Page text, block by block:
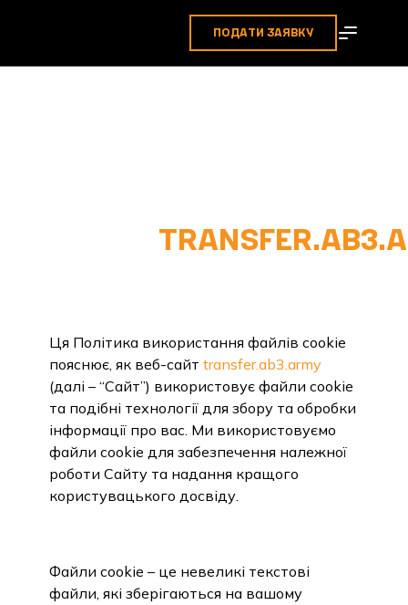
ПОДАТИ ЗАЯВКУ
Ця Політика використання файлів cookie
пояснює, як веб-сайт transfer.ab3.army
(далі – “Сайт”) використовує файли cookie
та подібні технології для збору та обробки
інформації про вас. Ми використовуємо
файли cookie для забезпечення належної
роботи Сайту та надання кращого
користувацького досвіду.
Файли cookie – це невеликі текстові
файли, які зберігаються на вашому